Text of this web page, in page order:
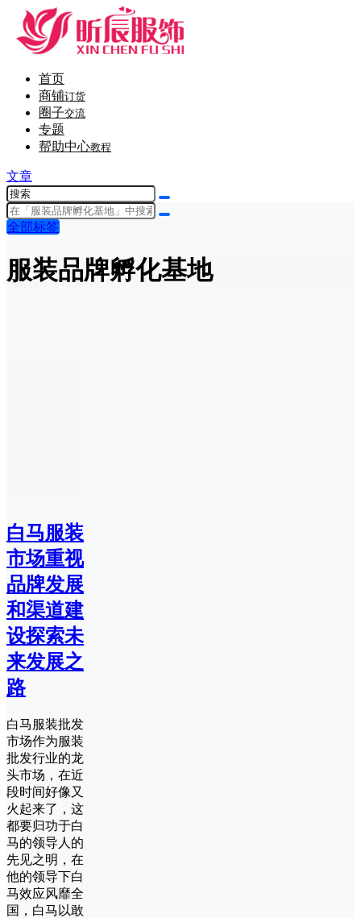
首页
商铺订货
圈子交流
专题
帮助中心教程
文章
全部标签
服装品牌孵化基地
白马服装
市场重视
品牌发展
和渠道建
设探索未
来发展之
路
白马服装批发
市场作为服装
批发行业的龙
头市场，在近
段时间好像又
火起来了，这
都要归功于白
马的领导人的
先见之明，在
他的领导下白
马效应风靡全
国，白马以敢